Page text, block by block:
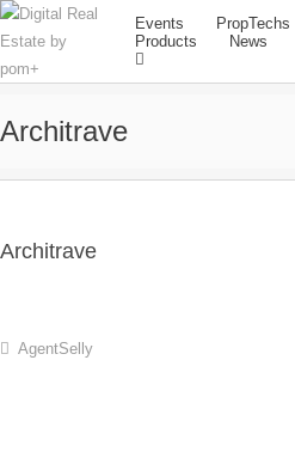
Events PropTechs
Products
News
Architrave
Architrave
AgentSelly